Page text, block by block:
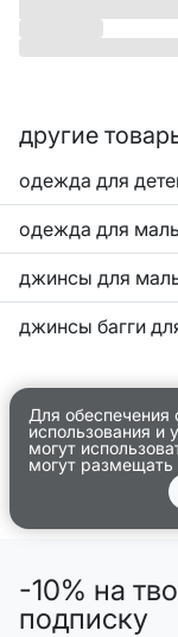
другие
одежда для
одежда для
джинсы для
джинсы багги
Для обеспечения
использования и
могут
могут
-10% на
подписку